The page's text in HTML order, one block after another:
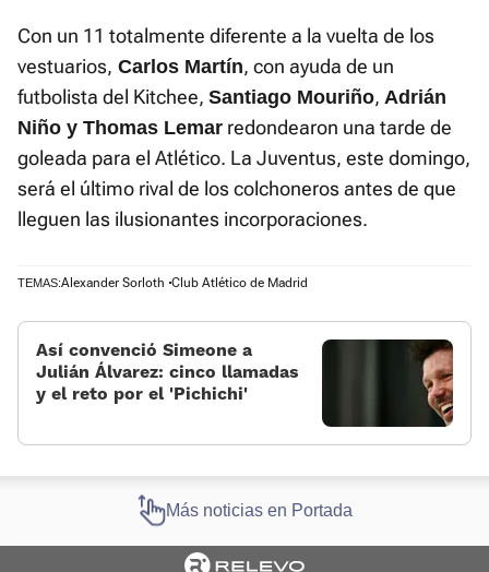
Con un 11 totalmente diferente a la vuelta de los
vestuarios, Carlos Martín, con ayuda de un
futbolista del Kitchee, Santiago Mouriño, Adrián
Niño y Thomas Lemar redondearon una tarde de
goleada para el Atlético. La Juventus, este domingo,
será el último rival de los colchoneros antes de que
lleguen las ilusionantes incorporaciones.
TEMAS:Alexander Sorloth Club Atlético de Madrid
Así convenció Simeone a
Julián Álvarez: cinco llamadas
y el reto por el 'Pichichi'
Más noticias en Portada